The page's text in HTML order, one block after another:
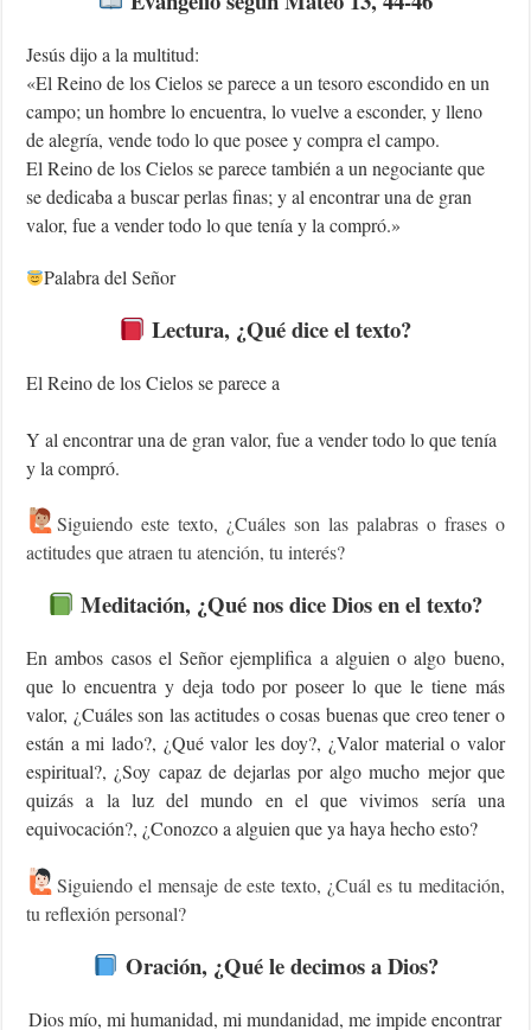
Jesús dijo a la multitud:
«El Reino de los Cielos se parece a un tesoro escondido en un
campo; un hombre lo encuentra, lo vuelve a esconder, y lleno
de alegría, vende todo lo que posee y compra el campo.
El Reino de los Cielos se parece también a un negociante que
se dedicaba a buscar perlas finas; y al encontrar una de gran
valor, fue a vender todo lo que tenía y la compró.»
Palabra del Señor
Lectura, ¿Qué dice el texto?
El Reino de los Cielos se parece a
Y al encontrar una de gran valor, fue a vender todo lo que tenía
y la compró.
Siguiendo este texto, ¿Cuáles son las palabras o frases o
actitudes que atraen tu atención, tu interés?
Meditación, ¿Qué nos dice Dios en el texto?
En ambos casos el Señor ejemplifica a alguien o algo bueno,
que lo encuentra y deja todo por poseer lo que le tiene más
valor, ¿Cuáles son las actitudes o cosas buenas que creo tener o
están a mi lado?, ¿Qué valor les doy?, ¿Valor material o valor
espiritual?, ¿Soy capaz de dejarlas por algo mucho mejor que
quizás a la luz del mundo en el que vivimos sería una
equivocación?, ¿Conozco a alguien que ya haya hecho esto?
Siguiendo el mensaje de este texto, ¿Cuál es tu meditación,
tu reflexión personal?
Oración, ¿Qué le decimos a Dios?
Dios mío, mi humanidad, mi mundanidad, me impide encontrar